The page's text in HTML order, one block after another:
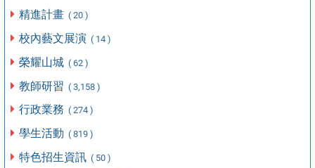
精進計畫 ( 20 )
校內藝文展演 ( 14 )
榮耀山城 ( 62 )
教師研習 ( 3,158 )
行政業務 ( 274 )
學生活動 ( 819 )
特色招生資訊 ( 50 )